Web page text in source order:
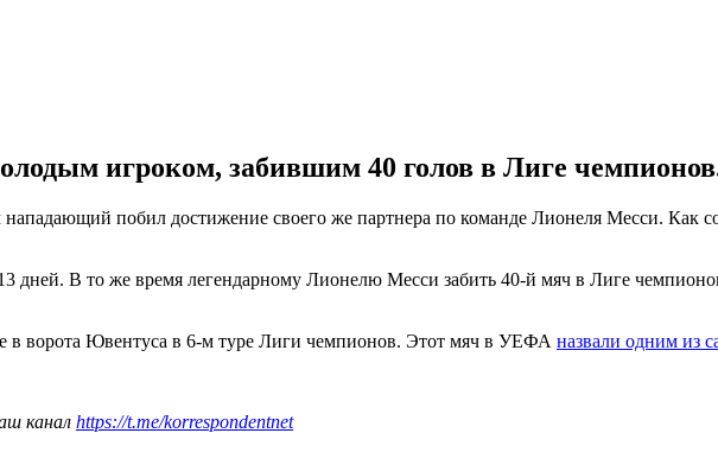
игроком, забившим 40 голов в Лиге
побил достижение своего же партнера по команде Лионеля Месси. Как
дней. В то же время легендарному Лионелю Месси забить 40-й мяч в Лиге
ворота Ювентуса в 6-м туре Лиги чемпионов. Этот мяч в УЕФА назвали одним из
канал https://t.me/korrespondentnet